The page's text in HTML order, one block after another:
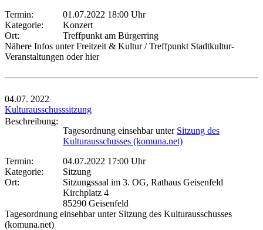
Termin:
01.07.2022 18:00 Uhr
Kategorie:
Konzert
Ort:
Treffpunkt am Bürgerring
Nähere Infos unter Freitzeit & Kultur / Treffpunkt Stadtkultur-
Veranstaltungen oder hier
04.07. 2022
Kulturausschusssitzung
Beschreibung:
Tagesordnung einsehbar unter Sitzung des
Kulturausschusses (komuna.net)
Termin:
04.07.2022 17:00 Uhr
Kategorie:
Sitzung
Ort:
Sitzungssaal im 3. OG, Rathaus Geisenfeld
Kirchplatz 4
85290 Geisenfeld
Tagesordnung einsehbar unter Sitzung des Kulturausschusses
(komuna.net)